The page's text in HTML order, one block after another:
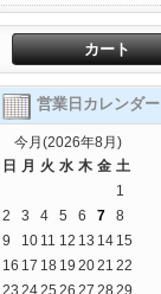
カート
営業日カレンダー
今月(2026年8月)
日 月 火 水 木 金 土
1
2
3 4 5 6 7
8
9
10 11 12 13 14 15
16 17 18 19 2021 22
23 2425 26 27 2829